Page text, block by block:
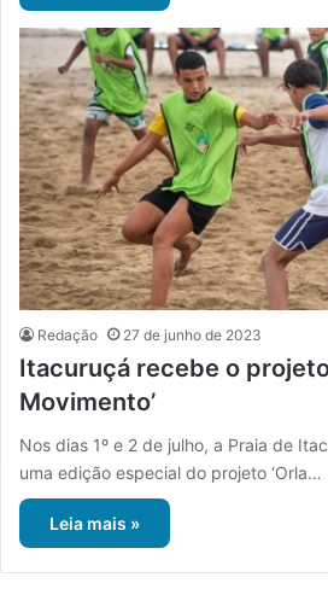
Redação 27 de junho de 2023
Itacuruçá recebe o projeto
Movimento’
Nos dias 1º e 2 de julho, a Praia de
uma edição especial do projeto ‘Orla…
Leia mais »